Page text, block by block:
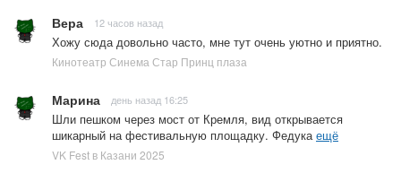
Вера 12 часов назад
Хожу сюда довольно часто, мне тут очень уютно и приятно.
Кинотеатр Синема Стар Принц плаза
Марина день назад 16:25
Шли пешком через мост от Кремля, вид открывается
шикарный на фестивальную площадку. Федука ещё
VK Fest в Казани 2025